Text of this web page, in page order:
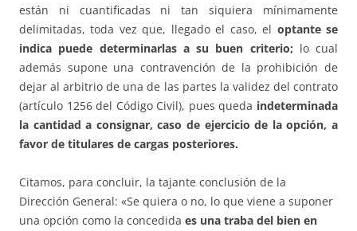
están ni cuantificadas ni tan siquiera mínimamente
delimitadas, toda vez que, llegado el caso, el optante se
indica puede determinarlas a su buen criterio; lo cual
además supone una contravención de la prohibición de
dejar al arbitrio de una de las partes la validez del contrato
(artículo 1256 del Código Civil), pues queda indeterminada
la cantidad a consignar, caso de ejercicio de la opción, a
favor de titulares de cargas posteriores.
Citamos, para concluir, la tajante conclusión de la
Dirección General: «Se quiera o no, lo que viene a suponer
una opción como la concedida es una traba del bien en